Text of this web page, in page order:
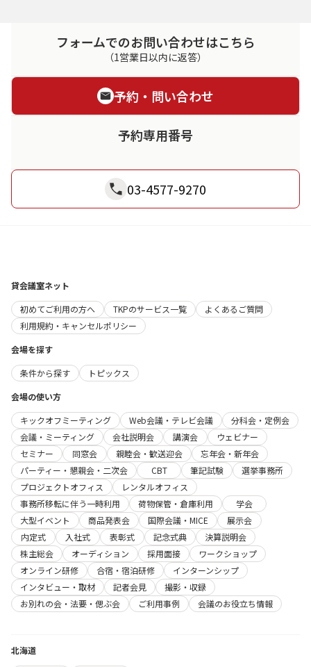
フォームでのお問い合わせはこちら
（1営業日以内に返答）
予約・問い合わせ
予約専用番号
03-4577-9270
貸会議室ネット
初めてご利用の方へ
TKPのサービス一覧
よくあるご質問
利用規約・キャンセルポリシー
会場を探す
条件から探す
トピックス
会場の使い方
キックオフミーティング
Web会議・テレビ会議
分科会・定例会
会議・ミーティング
会社説明会 講演会
ウェビナー
セミナー
同窓会 親睦会・歓送迎会
忘年会・新年会
パーティー・懇親会・二次会
CBT 筆記試験
選挙事務所
プロジェクトオフィス
レンタルオフィス
事務所移転に伴う一時利用
荷物保管・倉庫利用
学会
大型イベント
商品発表会 国際会議・MICE
展示会
内定式
入社式 表彰式 記念式典
決算説明会
株主総会
オーディション 採用面接
ワークショップ
オンライン研修
合宿・宿泊研修
インターンシップ
インタビュー・取材
記者会見
撮影・収録
お別れの会・法要・偲ぶ会
ご利用事例 会議のお役立ち情報
北海道